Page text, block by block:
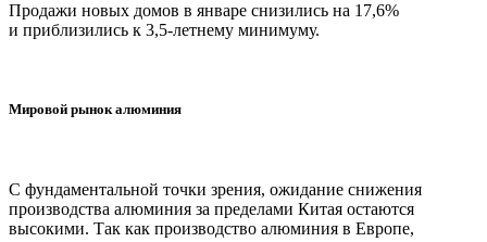
Продажи новых домов в январе снизились на 17,6%
и приблизились к 3,5-летнему минимуму.
Мировой рынок алюминия
С фундаментальной точки зрения, ожидание снижения
производства алюминия за пределами Китая остаются
высокими. Так как производство алюминия в Европе,